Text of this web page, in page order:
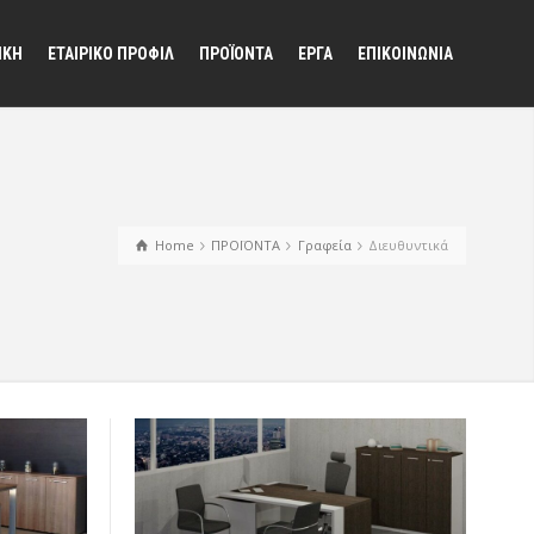
ΕΤΑΙΡΙΚΟ ΠΡΟΦΙΛ ΠΡΟΪΟΝΤΑ ΕΡΓΑ ΕΠΙΚΟΙΝΩΝΙΑ
Home ΠΡΟΪΟΝΤΑ Γραφεία Διευθυντικά